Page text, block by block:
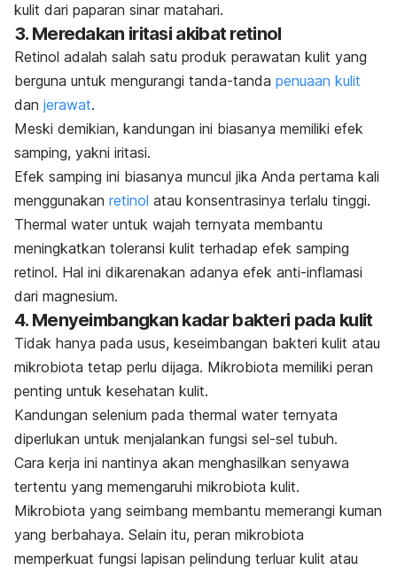
kulit dari paparan sinar matahari.
3. Meredakan iritasi akibat retinol
Retinol adalah salah satu produk perawatan kulit yang
berguna untuk mengurangi tanda-tanda penuaan kulit
dan jerawat.
Meski demikian, kandungan ini biasanya memiliki efek
samping, yakni iritasi.
Efek samping ini biasanya muncul jika Anda pertama kali
menggunakan retinol atau konsentrasinya terlalu tinggi.
Thermal water untuk wajah ternyata membantu
meningkatkan toleransi kulit terhadap efek samping
retinol. Hal ini dikarenakan adanya efek anti-inflamasi
dari magnesium.
4. Menyeimbangkan kadar bakteri pada kulit
Tidak hanya pada usus, keseimbangan bakteri kulit atau
mikrobiota tetap perlu dijaga. Mikrobiota memiliki peran
penting untuk kesehatan kulit.
Kandungan selenium pada thermal water ternyata
diperlukan untuk menjalankan fungsi sel-sel tubuh.
Cara kerja ini nantinya akan menghasilkan senyawa
tertentu yang memengaruhi mikrobiota kulit.
Mikrobiota yang seimbang membantu memerangi kuman
yang berbahaya. Selain itu, peran mikrobiota
memperkuat fungsi lapisan pelindung terluar kulit atau